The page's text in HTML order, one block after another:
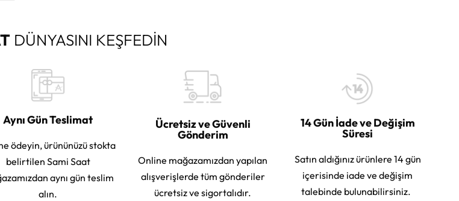
DÜNYASINI KEŞFEDİN
Aynı Gün Teslimat
ödeyin, ürününüzü stokta
belirtilen Sami Saat
aynı gün teslim
alın.
Ücretsiz ve Güvenli
Gönderim
Online mağazamızdan yapılan
alışverişlerde tüm gönderiler
ücretsiz ve sigortalıdır.
14 Gün İade ve Değişim
Süresi
Satın aldığınız ürünlere 14 gün
içerisinde iade ve değişim
talebinde bulunabilirsiniz.